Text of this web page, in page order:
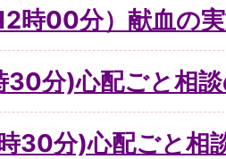
時00分）献血の
分)心配ごと相
30分)心配ごと相